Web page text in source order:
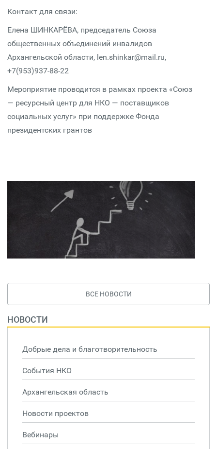
Контакт для связи:
Елена ШИНКАРЁВА, председатель Союза
общественных объединений инвалидов
Архангельской области, len.shinkar@mail.ru,
+7(953)937-88-22
Мероприятие проводится в рамках проекта «Союз
— ресурсный центр для НКО — поставщиков
социальных услуг» при поддержке Фoнда
президентских грантов
ВСЕ НОВОСТИ
НОВОСТИ
Добрые дела и благотворительность
События НКО
Архангельская область
Новости проектов
Вебинары